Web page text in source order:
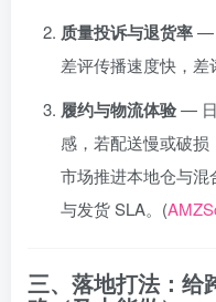
质量投诉与退货率—
差评传播速度快，差
履约与物流体验— 日
感，若配送慢或破损
市场推进本地仓与
与发货 SLA。(
三、落地打法：给